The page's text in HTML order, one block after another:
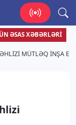
ƏSAS XƏBƏRLƏRI
MÜTLƏQ INŞA